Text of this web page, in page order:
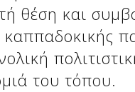
μας:
μας:
θέση και
καππαδοκικής
του τόπου.